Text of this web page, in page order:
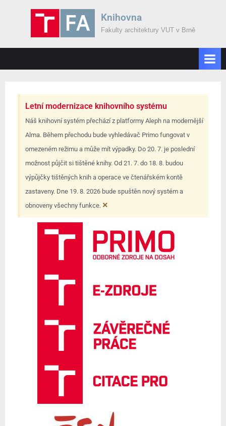
Knihovna
Fakulty architektury VUT v Brně
Letní modernizace knihovního systému
Náš knihovní systém přechází z platformy Aleph na modernější
Alma. Během přechodu bude vyhledávač Primo fungovat v
omezeném režimu a může mít výpadky. Do 20. 7. je poslední
možnost půjčit si tištěné knihy. Od 21. 7. do 18. 8. budou
výpůjčky tištěných knih a operace ve čtenářském kontě
zastaveny. Dne 19. 8. 2026 bude spuštěn nový systém a
obnoveny všechny funkce. ×